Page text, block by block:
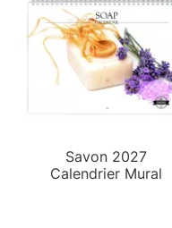
Savon 2027
Calendrier Mural